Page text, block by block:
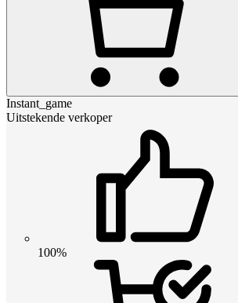
Instant_game
Uitstekende verkoper
100%